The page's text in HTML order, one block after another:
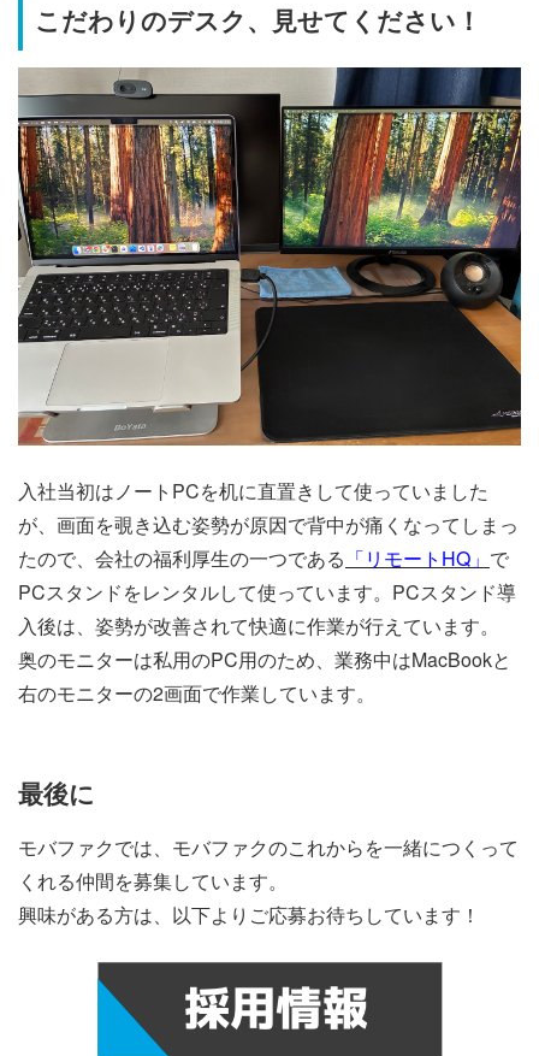
こだわりのデスク、見せてください！
入社当初はノートPCを机に直置きして使っていました
が、画面を覗き込む姿勢が原因で背中が痛くなってしまっ
たので、会社の福利厚生の一つである 「リモートHQ」 で
PCスタンドをレンタルして使っています。PCスタンド導
入後は、姿勢が改善されて快適に作業が行えています。
奥のモニターは私用のPC用のため、業務中はMacBookと
右のモニターの2画面で作業しています。
最後に
モバファクでは、モバファクのこれからを一緒につくって
くれる仲間を募集しています。
興味がある方は、以下よりご応募お待ちしています！